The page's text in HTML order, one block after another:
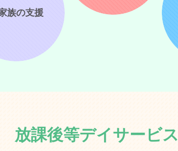
族の支援
放課後等デイサービ